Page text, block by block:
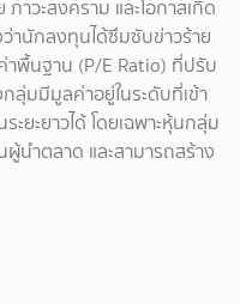
าวะสงคราม และโอกาสเกิด
านักลงทุนได้ซึมซับข่าวร้าย
พื้นฐาน (P/E Ratio) ที่ปรับ
ลุ่มมีมูลค่าอยู่ในระดับที่เข้า
ยะยาวได้ โดยเฉพาะหุ้นกลุ่ม
ำตลาด และสามารถสร้าง